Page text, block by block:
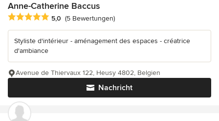
Anne-Catherine Baccus
Durchschnittliche Bewertung: 5 von 5 Sternen
5,0 (5 Bewertungen)
Styliste d'intérieur - aménagement des espaces - créatrice
d'ambiance
Nachricht
Avenue de Thiervaux 122, Heusy 4802, Belgien